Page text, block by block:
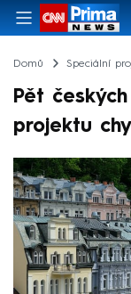
Domů Speciální
Pět
projektu